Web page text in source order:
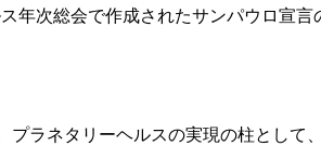
年次総会で作成されたサンパウロ宣
プラネタリーヘルスの実現の柱とし